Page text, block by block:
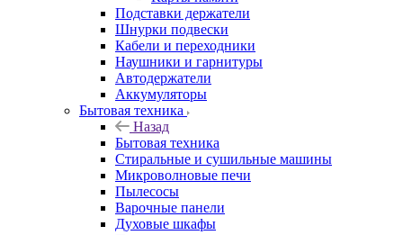
Подставки держатели
Шнурки подвески
Кабели и переходники
Наушники и гарнитуры
Автодержатели
Аккумуляторы
Бытовая техника
Назад
Бытовая техника
Стиральные и сушильные машины
Микроволновые печи
Пылесосы
Варочные панели
Духовые шкафы